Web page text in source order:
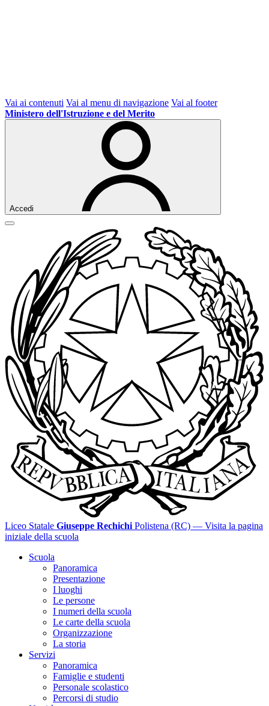
Vai ai contenuti Vai al menu di navigazione Vai al footer
Ministero dell'Istruzione e del Merito
Accedi
Liceo Statale Giuseppe Rechichi Polistena (RC) — Visita la pagina
iniziale della scuola
Scuola
Panoramica
Presentazione
I luoghi
Le persone
I numeri della scuola
Le carte della scuola
Organizzazione
La storia
Servizi
Panoramica
Famiglie e studenti
Personale scolastico
Percorsi di studio